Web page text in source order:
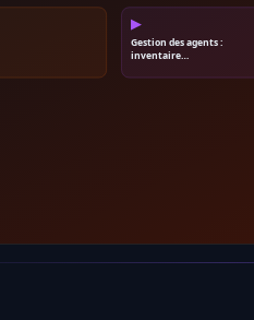
▶
Gestion des agents :
inventaire…